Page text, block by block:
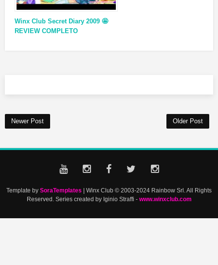
Winx Club Secret Diary 2009 🤩
REVIEW COMPLETO
Newer Post Older Post
Template by SoraTemplates | Winx Club © 2003-2024 Rainbow Srl. All Rights
Reserved. Series created by Iginio Straffi - www.winxclub.com